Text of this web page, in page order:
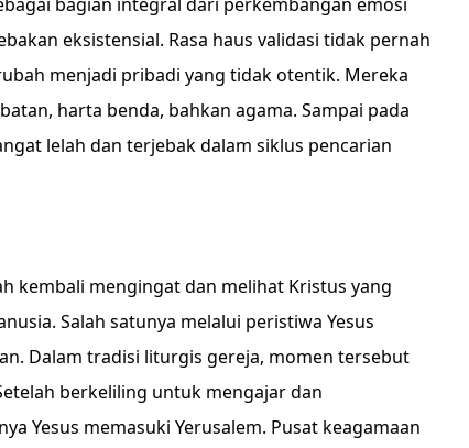
eksistensial. Rasa haus validasi tidak pernah
menjadi pribadi yang tidak otentik. Mereka
harta benda, bahkan agama. Sampai pada
lelah dan terjebak dalam siklus pencarian
kembali mengingat dan melihat Kristus yang
Salah satunya melalui peristiwa Yesus
Dalam tradisi liturgis gereja, momen tersebut
berkeliling untuk mengajar dan
Yesus memasuki Yerusalem. Pusat keagamaan